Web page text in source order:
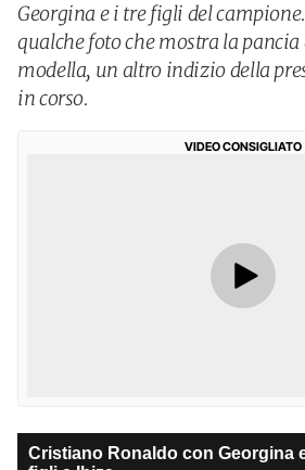
Georgina e i tre figli del
qualche foto che mostra la
modella, un altro indizio della
in corso.
VIDEO CONSIGLIATO